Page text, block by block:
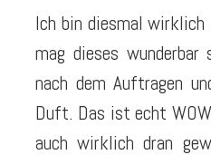
Ich bin diesmal wirklich
mag dieses wunderbar
nach dem Auftragen
Duft. Das ist echt
auch wirklich dran